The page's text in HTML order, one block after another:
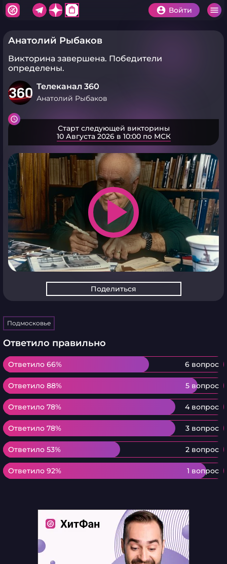
shopping_bag Войти
Анатолий Рыбаков
Викторина завершена. Победители
определены.
Телеканал 360
Анатолий Рыбаков
Старт следующей викторины
10 Августа 2026 в 10:00 по МСК
play_arrow
Поделиться
Подмосковье
Ответило правильно
Ответило 66% 6 вопрос
Ответило 66%
Ответило 88% 5 вопрос
Ответило 88%
Ответило 78% 4 вопрос
Ответило 78%
Ответило 78% 3 вопрос
Ответило 78%
Ответило 53% 2 вопрос
Ответило 53%
Ответило 92% 1 вопрос
Ответило 92%